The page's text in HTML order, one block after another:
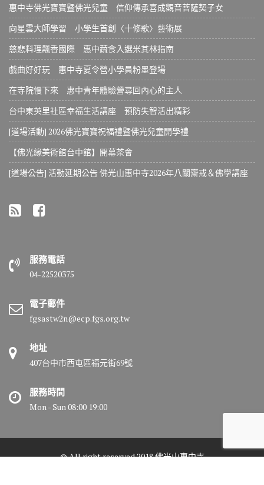
惠中寺佛光寶寶暨佛光兒童 信仰傳承喜成觀音菩薩契子女
向星雲大師學習 小學生首創〈十修歌〉藝術展
慈悲料理飄香國際 惠中蔬食入選米其林指南
戲曲好好玩 惠中寺夏令營小學員粉墨登場
在寺院慢下來 惠中青年體驗營尋回內心的主人
台中東英里社區幸福生活講座 預防失智活出精彩
[道場活動] 2026佛光寶寶祝福禮暨佛光兒童開學禮
【佛光緣美術館台中館】開幕茶會
[道場公告] 活動延期公告 佛光山惠中寺2026年八關齋戒＆佛學講座
服務電話
04-22520375
電子郵件
fgsastw2n@ecp.fgs.org.tw
地址
407台中市西屯區福元街69號
服務時間
Mon - Sun 08:00 19:00
© All right reserved 2018 佛光山惠中寺